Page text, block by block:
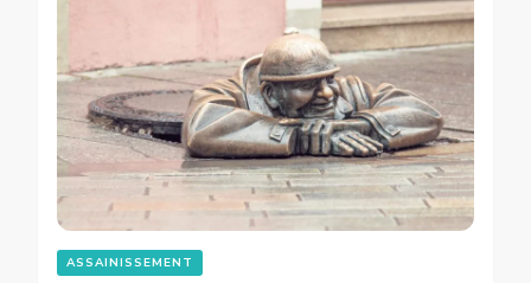
ASSAINISSEMENT